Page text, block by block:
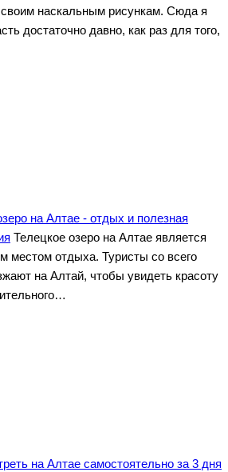
своим наскальным рисункам. Сюда я
достаточно давно, как раз для того,
на Алтае - отдых и полезная
Телецкое озеро на Алтае является
местом отдыха. Туристы со всего
на Алтай, чтобы увидеть красоту
на Алтае самостоятельно за 3 дня